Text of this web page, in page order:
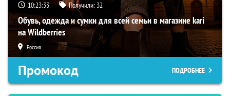
10:23:32 Получили: 32
Обувь, одежда и сумки для всей семьи в магазине kari
на Wildberries
Россия
Промокод ПОДРОБНЕЕ